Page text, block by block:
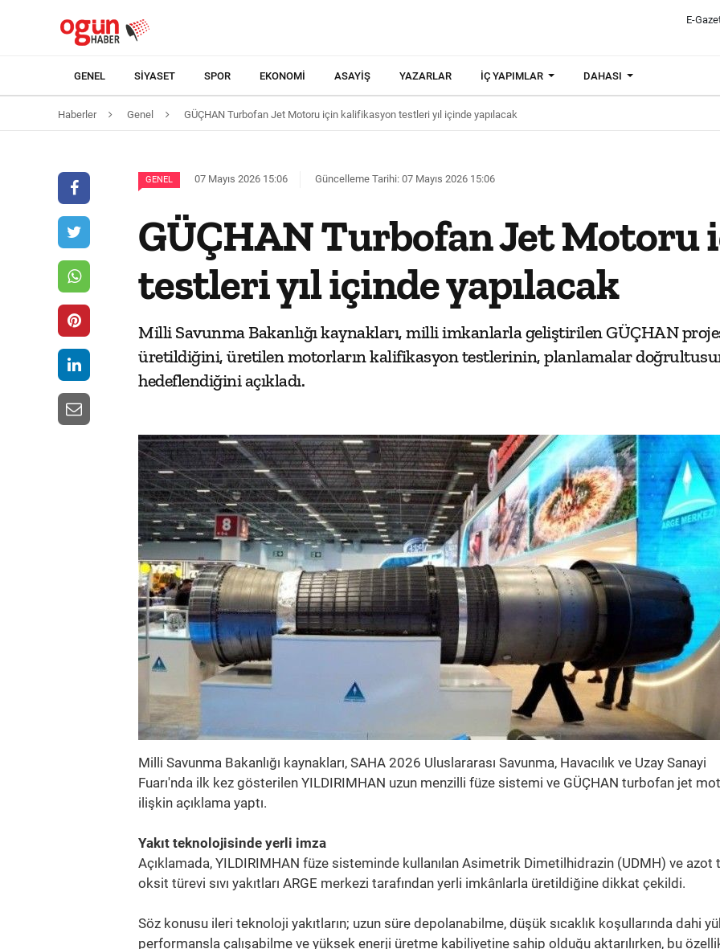
E-
GENEL SIYASET SPOR EKONOMI ASAYIŞ YAZARLAR İÇ YAPIMLAR DAHASI
Haberler Genel GÜÇHAN Turbofan Jet Motoru için kalifikasyon testleri yıl içinde yapılacak
GENEL 07 Mayıs 2026 15:06 Güncelleme Tarihi: 07 Mayıs 2026 15:06
GÜÇHAN Turbofan Jet
testleri yıl içinde yapılacak
Milli Savunma Bakanlığı kaynakları, milli imkanlarla geliştirilen GÜÇHAN
üretildiğini, üretilen motorların kalifikasyon testlerinin, planlamalar
hedeflendiğini açıkladı.
Milli Savunma Bakanlığı kaynakları, SAHA 2026 Uluslararası Savunma, Havacılık ve Uzay Sanayi
Fuarı'nda ilk kez gösterilen YILDIRIMHAN uzun menzilli füze sistemi ve GÜÇHAN turbofan jet
ilişkin açıklama yaptı.
Yakıt teknolojisinde yerli imza
Açıklamada, YILDIRIMHAN füze sisteminde kullanılan Asimetrik Dimetilhidrazin (UDMH) ve azot
oksit türevi sıvı yakıtları ARGE merkezi tarafından yerli imkânlarla üretildiğine dikkat çekildi.
Söz konusu ileri teknoloji yakıtların; uzun süre depolanabilme, düşük sıcaklık koşullarında dahi
performansla çalışabilme ve yüksek enerji üretme kabiliyetine sahip olduğu aktarılırken, bu